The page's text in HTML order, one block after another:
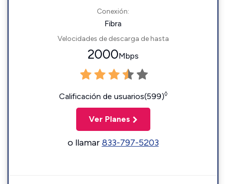
Conexión:
Fibra
Velocidades de descarga de hasta
2000Mbps
Calificación de usuarios(599)◊
Ver Planes
o llamar833-797-5203